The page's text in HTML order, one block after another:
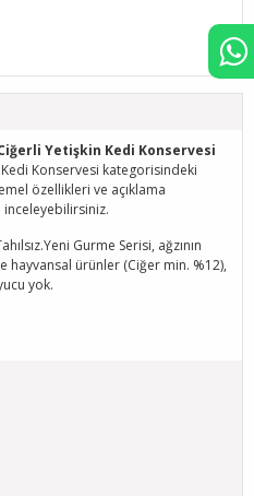
Yetişkin Kedi Konservesi
Kedi Konservesi kategorisindeki
özellikleri ve açıklama
inceleyebilirsiniz.
Gurme Serisi, ağzının
hayvansal ürünler (Ciğer min. %12),
yok.